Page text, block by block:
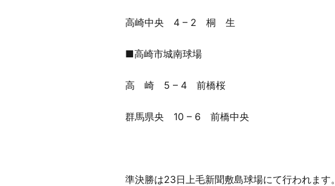
高崎中央 4 – 2 桐 生
■高崎市城南球場
高 崎 5 – 4 前橋桜
群馬県央 10 – 6 前橋中央
準決勝は23日上毛新聞敷島球場にて行われます。